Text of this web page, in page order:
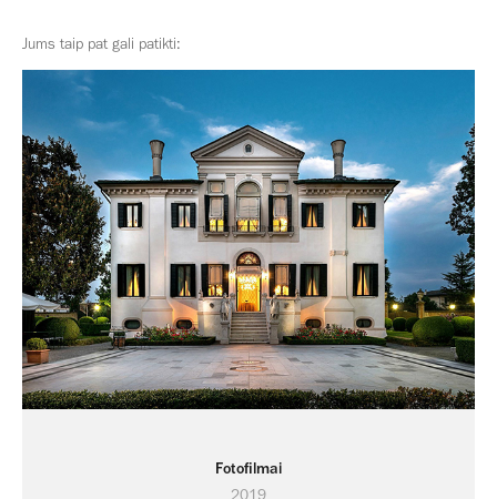
Jums taip pat gali patikti:
Fotofilmai